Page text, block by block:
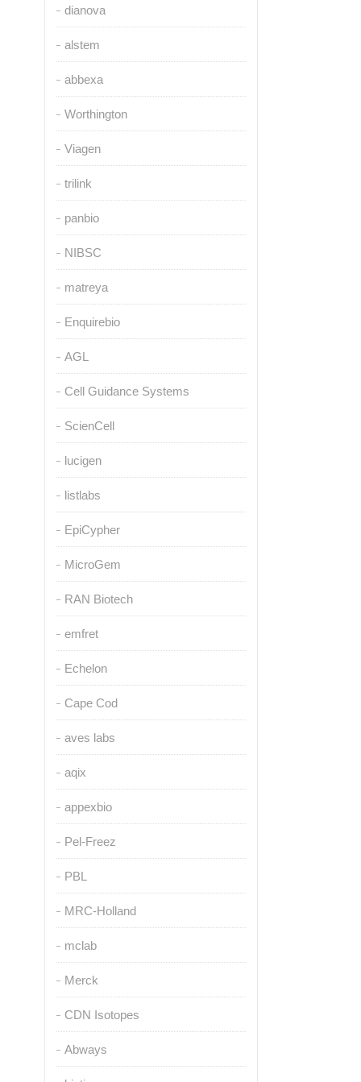
dianova
alstem
abbexa
Worthington
Viagen
trilink
panbio
NIBSC
matreya
Enquirebio
AGL
Cell Guidance Systems
ScienCell
lucigen
listlabs
EpiCypher
MicroGem
RAN Biotech
emfret
Echelon
Cape Cod
aves labs
aqix
appexbio
Pel-Freez
PBL
MRC-Holland
mclab
Merck
CDN Isotopes
Abways